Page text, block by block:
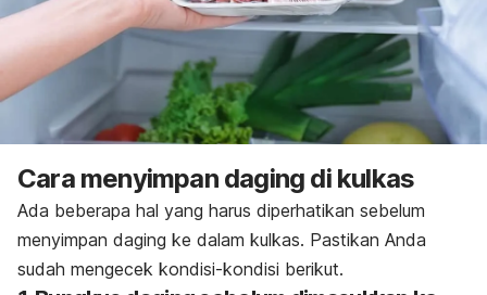
Cara menyimpan daging di kulkas
Ada beberapa hal yang harus diperhatikan sebelum
menyimpan daging ke dalam kulkas. Pastikan Anda
sudah mengecek kondisi-kondisi berikut.